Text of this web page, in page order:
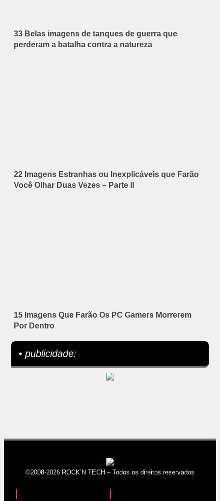
33 Belas imagens de tanques de guerra que
perderam a batalha contra a natureza
22 Imagens Estranhas ou Inexplicáveis que Farão
Você Olhar Duas Vezes – Parte II
15 Imagens Que Farão Os PC Gamers Morrerem
Por Dentro
• publicidade:
©2008-2026 ROCK’N TECH – Todos os direitos reservados